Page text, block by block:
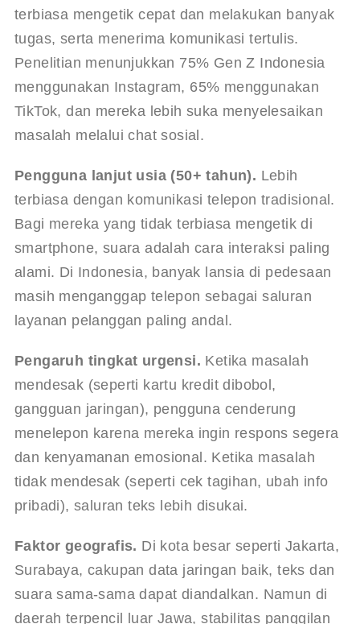
terbiasa mengetik cepat dan melakukan banyak
tugas, serta menerima komunikasi tertulis.
Penelitian menunjukkan 75% Gen Z Indonesia
menggunakan Instagram, 65% menggunakan
TikTok, dan mereka lebih suka menyelesaikan
masalah melalui chat sosial.
Pengguna lanjut usia (50+ tahun). Lebih
terbiasa dengan komunikasi telepon tradisional.
Bagi mereka yang tidak terbiasa mengetik di
smartphone, suara adalah cara interaksi paling
alami. Di Indonesia, banyak lansia di pedesaan
masih menganggap telepon sebagai saluran
layanan pelanggan paling andal.
Pengaruh tingkat urgensi. Ketika masalah
mendesak (seperti kartu kredit dibobol,
gangguan jaringan), pengguna cenderung
menelepon karena mereka ingin respons segera
dan kenyamanan emosional. Ketika masalah
tidak mendesak (seperti cek tagihan, ubah info
pribadi), saluran teks lebih disukai.
Faktor geografis. Di kota besar seperti Jakarta,
Surabaya, cakupan data jaringan baik, teks dan
suara sama-sama dapat diandalkan. Namun di
daerah terpencil luar Jawa, stabilitas panggilan